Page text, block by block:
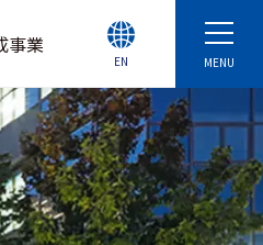
事業
MENU
EN